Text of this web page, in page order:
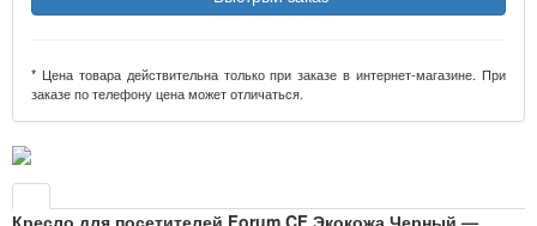
* Цена товара действительна только при заказе в интернет-магазине. При
заказе по телефону цена может отличаться.